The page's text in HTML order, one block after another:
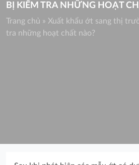
BỊ KIỂM TRA NHỮNG HOẠT
Trang chủ » Xuất khẩu ớt sang thị
tra những hoạt chất nào?